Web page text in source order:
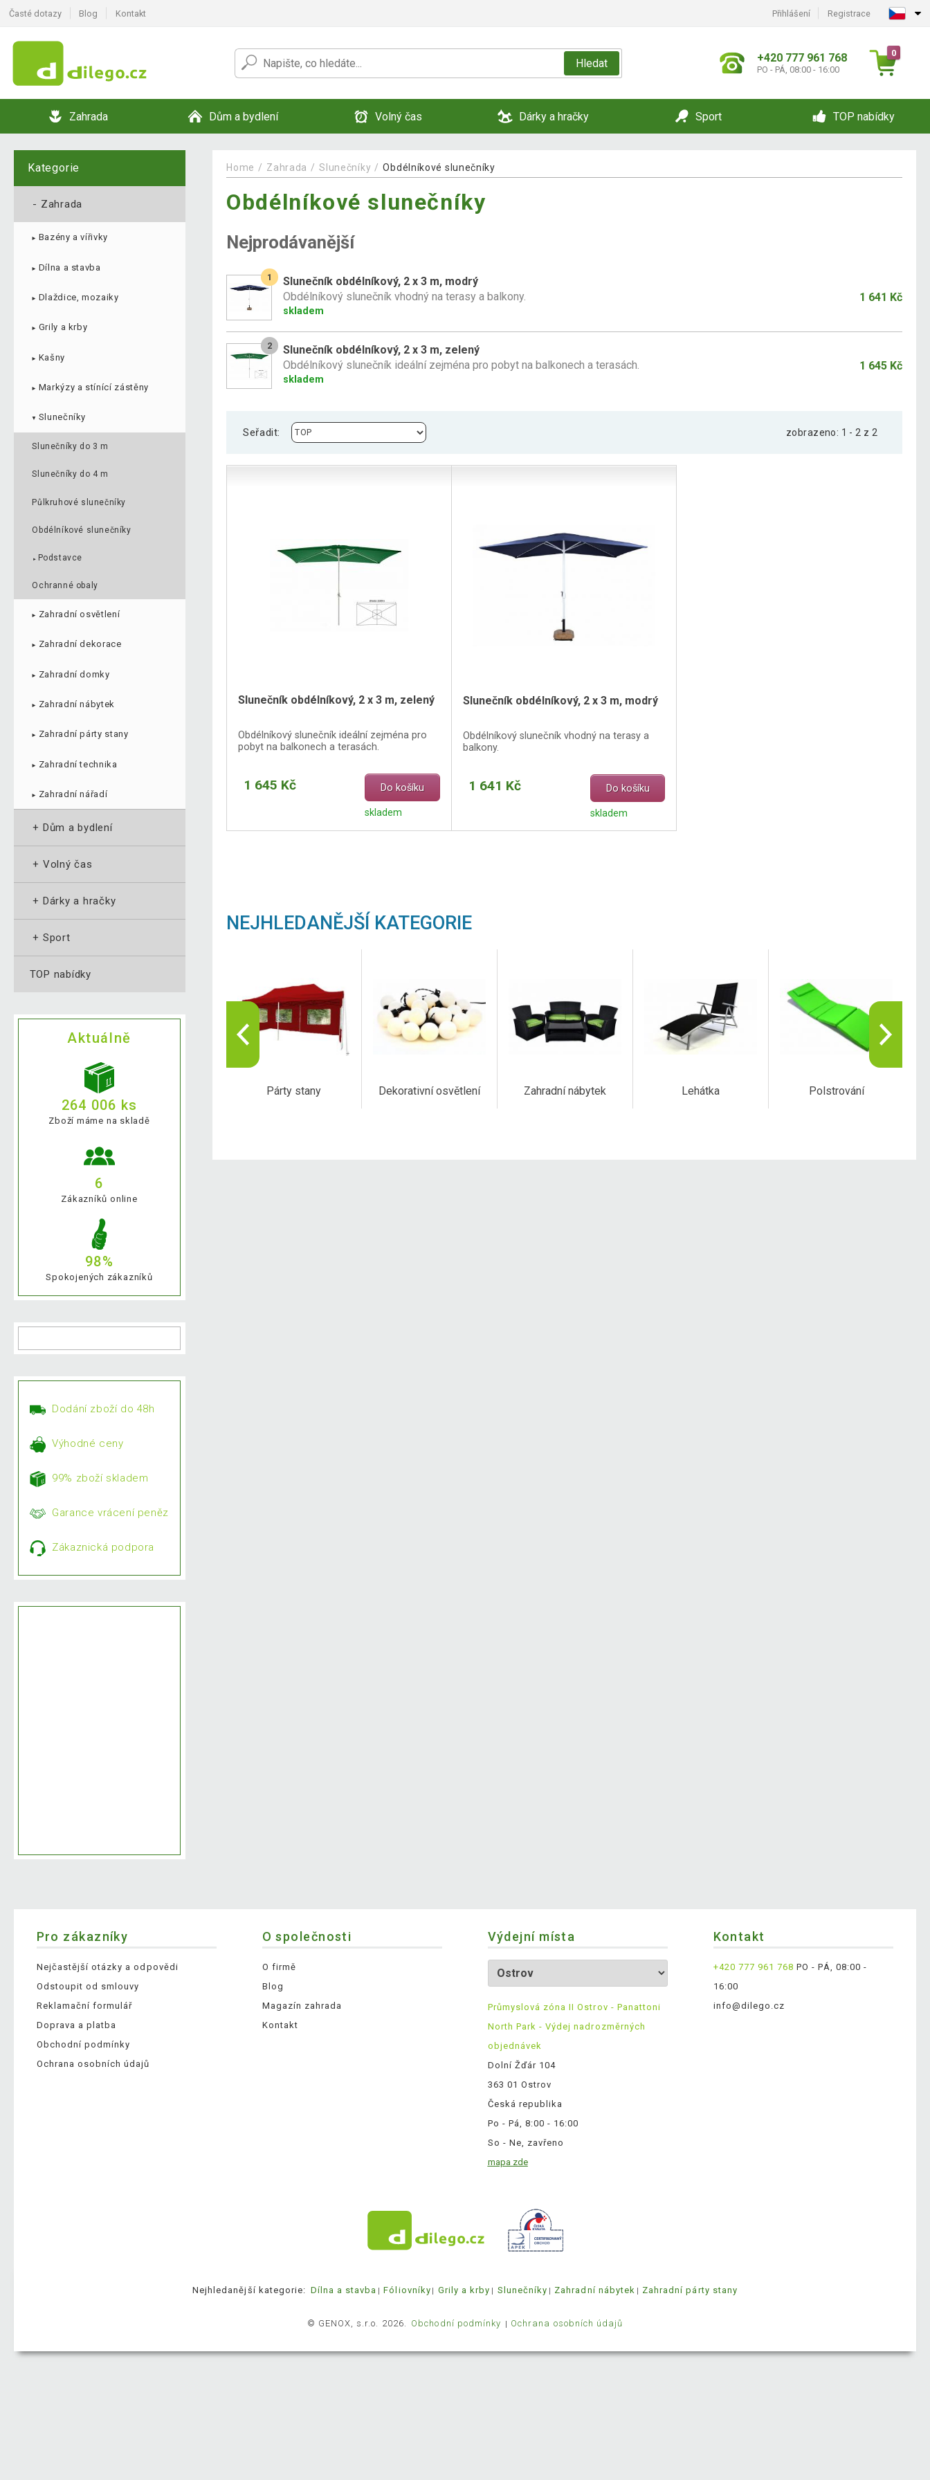
Časté dotazy Blog Kontakt Přihlášení Registrace
Hledat +420 777 961 768
PO - PÁ, 08:00 - 16:00
0
Zahrada Dům a bydlení Volný čas Dárky a hračky Sport TOP nabídky
Kategorie
- Zahrada
► Bazény a vířivky
► Dílna a stavba
► Dlaždice, mozaiky
► Grily a krby
► Kašny
► Markýzy a stínící zástěny
▼ Slunečníky
Slunečníky do 3 m
Slunečníky do 4 m
Půlkruhové slunečníky
Obdélníkové slunečníky
► Podstavce
Ochranné obaly
► Zahradní osvětlení
► Zahradní dekorace
► Zahradní domky
► Zahradní nábytek
► Zahradní párty stany
► Zahradní technika
► Zahradní nářadí
+ Dům a bydlení
+ Volný čas
+ Dárky a hračky
+ Sport
TOP nabídky
Aktuálně
264 006 ks
Zboží máme na skladě
6
Zákazníků online
98%
Spokojených zákazníků
Dodání zboží do 48h
Výhodné ceny
99% zboží skladem
Garance vrácení peněz
Zákaznická podpora
Home Zahrada Slunečníky Obdélníkové slunečníky
Obdélníkové slunečníky
Nejprodávanější
1
Slunečník obdélníkový, 2 x 3 m, modrý
Obdélníkový slunečník vhodný na terasy a balkony.
skladem
1 641 Kč
2
Slunečník obdélníkový, 2 x 3 m, zelený
Obdélníkový slunečník ideální zejména pro pobyt na balkonech a terasách.
skladem
1 645 Kč
Seřadit: zobrazeno: 1 - 2 z 2
Slunečník obdélníkový, 2 x 3 m, zelený
Obdélníkový slunečník ideální zejména pro
pobyt na balkonech a terasách.
1 645 Kč Do košíku
skladem
Slunečník obdélníkový, 2 x 3 m, modrý
Obdélníkový slunečník vhodný na terasy a
balkony.
1 641 Kč Do košíku
skladem
NEJHLEDANĚJŠÍ KATEGORIE
Párty stany Dekorativní osvětlení Zahradní nábytek Lehátka Polstrování
Pro zákazníky
Nejčastější otázky a odpovědi
Odstoupit od smlouvy
Reklamační formulář
Doprava a platba
Obchodní podmínky
Ochrana osobních údajů
O společnosti
O firmě
Blog
Magazín zahrada
Kontakt
Výdejní místa
Průmyslová zóna II Ostrov - Panattoni
North Park - Výdej nadrozměrných
objednávek
Dolní Žďár 104
363 01 Ostrov
Česká republika
Po - Pá, 8:00 - 16:00
So - Ne, zavřeno
mapa zde
Kontakt
+420 777 961 768 PO - PÁ, 08:00 -
16:00
info@dilego.cz
Nejhledanější kategorie: Dílna a stavba Fóliovníky Grily a krby Slunečníky Zahradní nábytek Zahradní párty stany
© GENOX, s.r.o. 2026. Obchodní podmínky Ochrana osobních údajů